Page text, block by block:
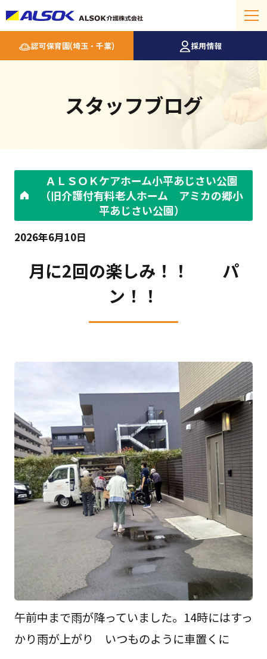
認可保育園(埼玉・千葉) 採用情報
スタッフブログ
ＡＬＳＯＫケアホーム小平あじさい公園
（旧介護付有料老人ホーム アミカの郷小
平あじさい公園）
2026年6月10日
月に2回の楽しみ！！ パ
ン！！
午前中まで雨が降っていました。14時にはすっ
かり雨が上がり いつものように車置くに